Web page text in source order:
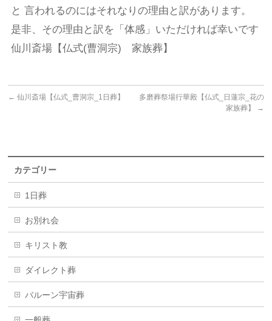
と 言われるのにはそれなりの理由と訳があります。
是非、その理由と訳を「体感」いただければ幸いです
仙川斎場【仏式(曹洞宗) 家族葬】
← 仙川斎場【仏式_曹洞宗_1日葬】
多磨葬祭場行華殿【仏式_日蓮宗_花の
家族葬】
→
カテゴリー
1日葬
お別れ会
キリスト教
ダイレクト葬
バルーン宇宙葬